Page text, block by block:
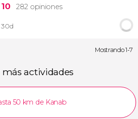
282 opiniones
30d
Mostrando 1-7
más actividades
50 km de Kanab